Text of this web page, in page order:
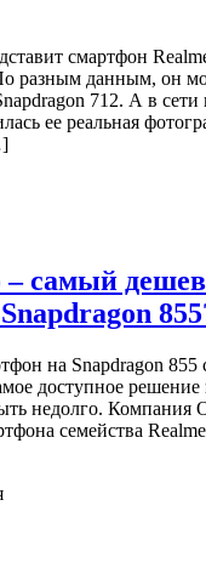
смартфон
разным данным, он
712. А в сети
ее реальная
– самый
на Snapdragon 855
доступное решение
недолго. Компания
семейства